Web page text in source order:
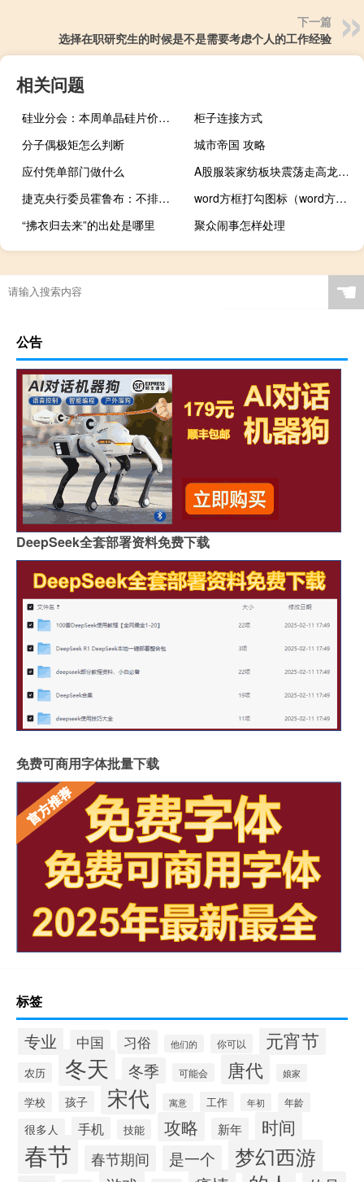
下一篇
选择在职研究生的时候是不是需要考虑个人的工作经验
相关问题
硅业分会：本周单晶硅片价格小幅下滑
柜子连接方式
分子偶极矩怎么判断
城市帝国 攻略
应付凭单部门做什么
A股服装家纺板块震荡走高龙头股份涨超9%哈森股份涨近5%朗姿股份涨近4%爱慕股份、探路者、浪莎股份、安正时尚等跟涨
捷克央行委员霍鲁布：不排除在11月和12月会议上进行小幅降息；在2024年降息的速度将取决于数据和核心通胀某些会议可能会讨论超过25个基点的降息
word方框打勾图标（word方框打勾）
“拂衣归去来”的出处是哪里
聚众闹事怎样处理
☚
公告
DeepSeek全套部署资料免费下载
免费可商用字体批量下载
标签
专业 中国 习俗 他们的 你可以 元宵节
农历 冬天 冬季 可能会 唐代 娘家
学校 孩子 宋代 寓意 工作 年初 年龄
很多人 手机 技能 攻略 新年 时间
春节 春节期间 是一个 梦幻西游